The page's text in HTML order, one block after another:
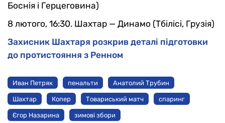
Боснія і Герцеговина)
8 лютого, 16:30. Шахтар — Динамо (Тбілісі, Грузія)
Захисник Шахтаря розкрив деталі підготовки
до протистояння з Ренном
Иван Петряк пенальти Анатолий Трубин
Шахтар Копер Товариський матч спаринг
Єгор Назарина зимові збори